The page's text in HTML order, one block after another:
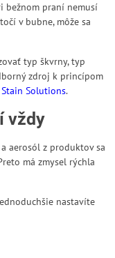
bežnom praní nemusí
v bubne, môže sa
typ škvrny, typ
zdroj k princípom
Solutions.
vždy
aerosól z produktov sa
má zmysel rýchla
nastavíte